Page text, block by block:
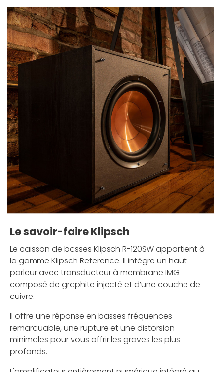
Le savoir-faire Klipsch
Le caisson de basses Klipsch R-120SW appartient à
la gamme Klipsch Reference. Il intègre un haut-
parleur avec transducteur à membrane IMG
composé de graphite injecté et d’une couche de
cuivre.
Il offre une réponse en basses fréquences
remarquable, une rupture et une distorsion
minimales pour vous offrir les graves les plus
profonds.